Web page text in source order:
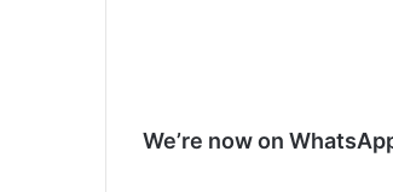
We’re now on